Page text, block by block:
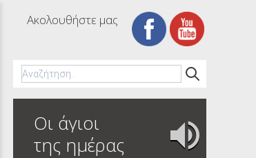
Ακολουθήστε μας
Οι άγιοι
της ημέρας